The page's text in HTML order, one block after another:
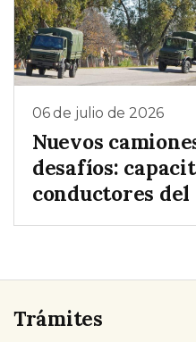
06 de julio de 2026
Nuevos
desafíos:
conductores
Trámites